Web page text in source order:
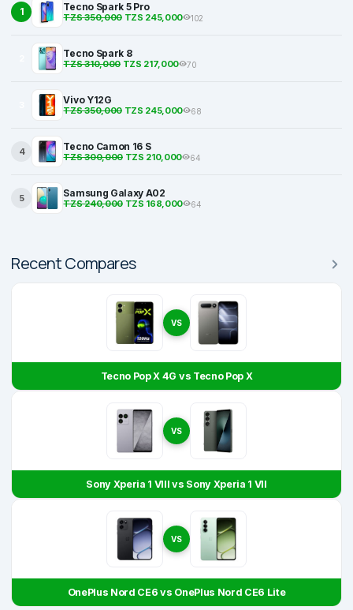
1 Tecno Spark 5 Pro
TZS 350,000TZS 245,000 102
Tecno Spark 8
TZS 310,000TZS 217,000 70
Vivo Y12G
TZS 350,000TZS 245,000 68
4 Tecno Camon 16 S
TZS 300,000TZS 210,000 64
5 Samsung Galaxy A02
TZS 240,000TZS 168,000 64
Recent Compares
VS
Tecno Pop X 4G vs Tecno Pop X
VS
Sony Xperia 1 VIII vs Sony Xperia 1 VII
VS
OnePlus Nord CE6 vs OnePlus Nord CE6 Lite